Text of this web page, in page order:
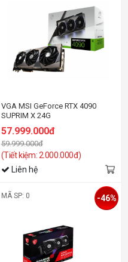
VGA MSI GeForce RTX 4090
SUPRIM X 24G
57.999.000đ
59.999.000đ
(Tiết kiệm: 2.000.000đ)
Liên hệ
MÃ SP: 0 -46%